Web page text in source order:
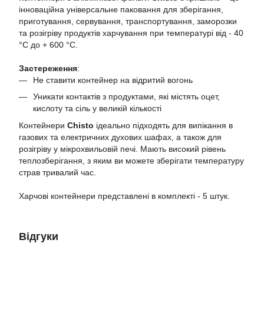
інноваційна універсальне паковання для зберігання,
приготування, сервування, транспортування, заморозки
та розігріву продуктів харчування при температурі від - 40
°C до + 600 °C.
Застереження:
Не ставити контейнер на відритий вогонь
Уникати контактів з продуктами, які містять оцет,
кислоту та сіль у великій кількості
Контейнери Chisto ідеально підходять для випікання в
газових та електричних духових шафах, а також для
розігріву у мікрохвильовій печі. Мають високий рівень
теплозберігання, з яким ви можете зберігати температуру
страв тривалий час.
Харчові контейнери представлені в комплекті - 5 штук.
Відгуки